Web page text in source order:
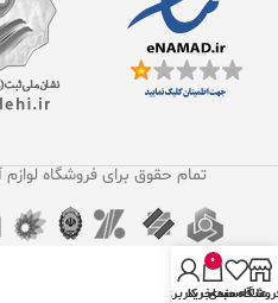
تمام حقوق برای فروشگاه
علاقه مندی
0
سبد خرید
حساب کاربری من